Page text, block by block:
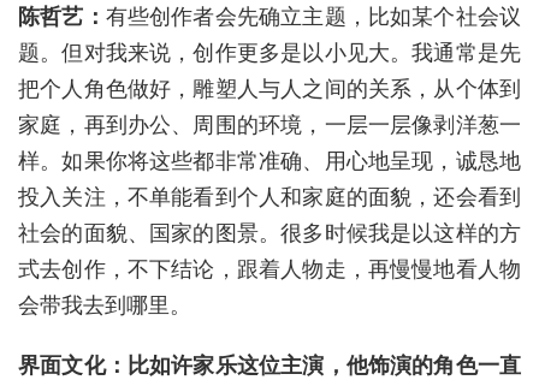
陈哲艺： 有些创作者会先确立主题，比如某个社会议
题。但对我来说，创作更多是以小见大。我通常是先
把个人角色做好，雕塑人与人之间的关系，从个体到
家庭，再到办公、周围的环境，一层一层像剥洋葱一
样。如果你将这些都非常准确、用心地呈现，诚恳地
投入关注，不单能看到个人和家庭的面貌，还会看到
社会的面貌、国家的图景。很多时候我是以这样的方
式去创作，不下结论，跟着人物走，再慢慢地看人物
会带我去到哪里。
界面文化：比如许家乐这位主演，他饰演的角色一直